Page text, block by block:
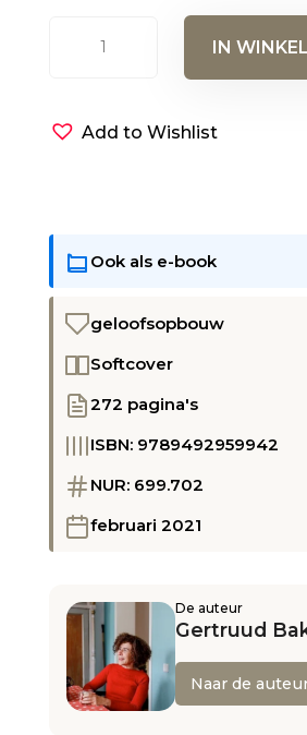
Hebreeuwse
van
God
IN
Add to Wishlist
Ook als e-book
geloofsopbouw
Softcover
272 pagina's
ISBN: 9789492959942
NUR: 699.702
februari 2021
De auteur
Gertruud
Naar de